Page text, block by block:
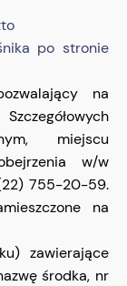
po stronie
na
miejscu
w/w
755-20-59.
na
zawierające
środka, nr